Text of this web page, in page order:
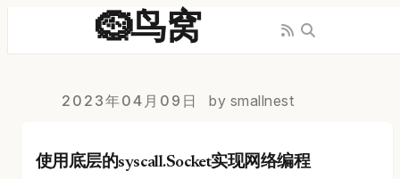
🪹鸟窝
2023年04月09日 by smallnest
使用底层的syscall.Socket实现网络编程